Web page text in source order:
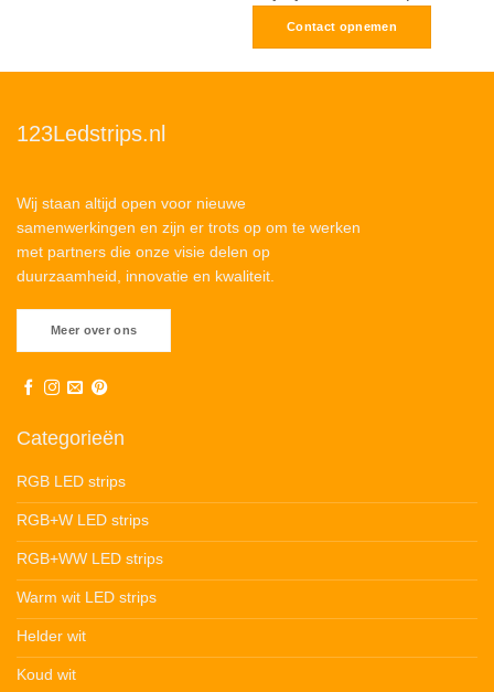
Contact opnemen
123Ledstrips.nl
Wij staan altijd open voor nieuwe
samenwerkingen en zijn er trots op om te werken
met partners die onze visie delen op
duurzaamheid, innovatie en kwaliteit.
Meer over ons
Categorieën
RGB LED strips
RGB+W LED strips
RGB+WW LED strips
Warm wit LED strips
Helder wit
Koud wit